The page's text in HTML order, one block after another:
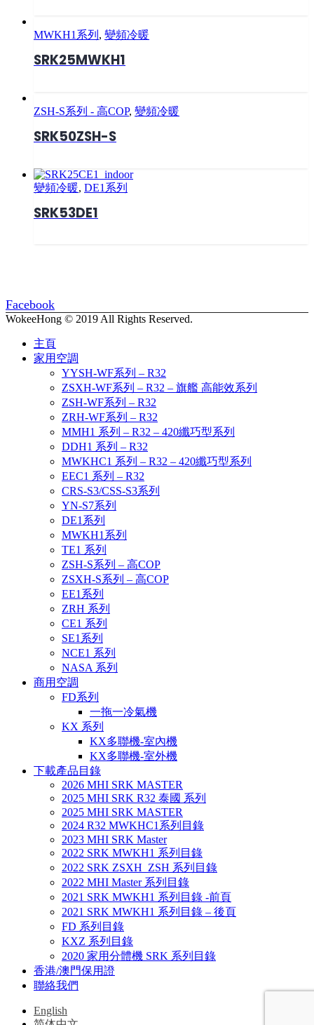
MWKH1系列 , 變頻冷暖
SRK25MWKH1
ZSH-S系列 - 高COP, 變頻冷暖
SRK50ZSH-S
變頻冷暖, DE1系列
SRK53DE1
Facebook
WokeeHong © 2019 All Rights Reserved.
主頁
家用空調
YYSH-WF系列 – R32
ZSXH-WF系列 – R32 – 旗艦 高能效系列
ZSH-WF系列 – R32
ZRH-WF系列 – R32
MMH1 系列 – R32 – 420纖巧型系列
DDH1 系列 – R32
MWKHC1 系列 – R32 – 420纖巧型系列
EEC1 系列 – R32
CRS-S3/CSS-S3系列
YN-S7系列
DE1系列
MWKH1系列
TE1 系列
ZSH-S系列 – 高COP
ZSXH-S系列 – 高COP
EE1系列
ZRH 系列
CE1 系列
SE1系列
NCE1 系列
NASA 系列
商用空調
FD系列
一拖一冷氣機
KX 系列
KX多聯機-室內機
KX多聯機-室外機
下載產品目錄
2026 MHI SRK MASTER
2025 MHI SRK R32 泰國 系列
2025 MHI SRK MASTER
2024 R32 MWKHC1系列目錄
2023 MHI SRK Master
2022 SRK MWKH1 系列目錄
2022 SRK ZSXH_ZSH 系列目錄
2022 MHI Master 系列目錄
2021 SRK MWKH1 系列目錄 -前頁
2021 SRK MWKH1 系列目錄 – 後頁
FD 系列目錄
KXZ 系列目錄
2020 家用分體機 SRK 系列目錄
香港/澳門保用證
聯絡我們
English